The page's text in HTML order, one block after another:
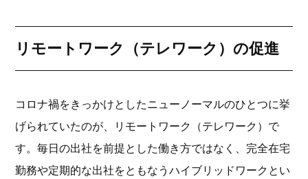
リモートワーク（テレワーク）の促進
コロナ禍をきっかけとしたニューノーマルのひとつに挙
げられていたのが、リモートワーク（テレワーク）で
す。毎日の出社を前提とした働き方ではなく、完全在宅
勤務や定期的な出社をともなうハイブリッドワークとい